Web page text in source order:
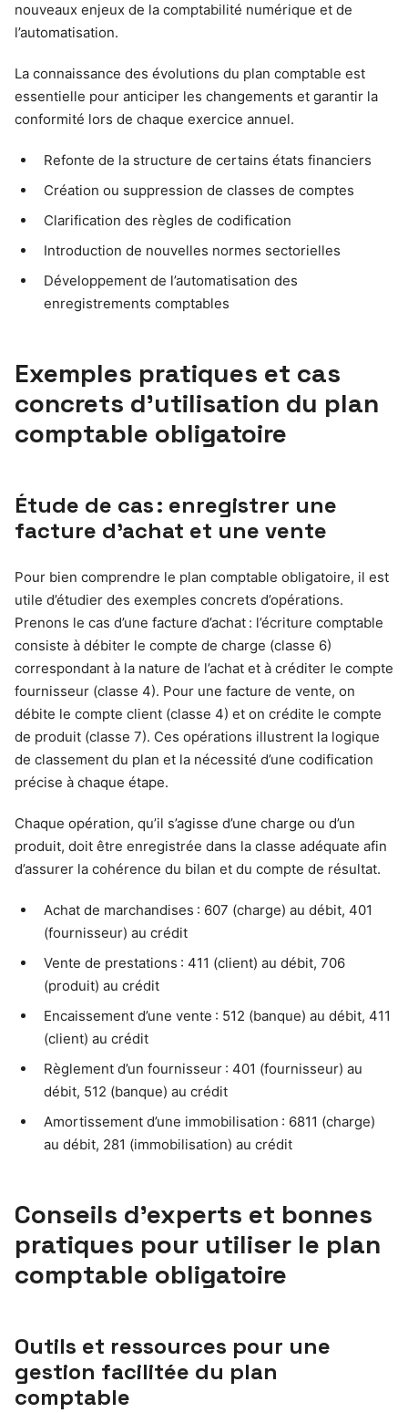
nouveaux enjeux de la comptabilité numérique et de
l’automatisation.
La connaissance des évolutions du plan comptable est
essentielle pour anticiper les changements et garantir la
conformité lors de chaque exercice annuel.
Refonte de la structure de certains états financiers
Création ou suppression de classes de comptes
Clarification des règles de codification
Introduction de nouvelles normes sectorielles
Développement de l’automatisation des
enregistrements comptables
Exemples pratiques et cas
concrets d’utilisation du plan
comptable obligatoire
Étude de cas : enregistrer une
facture d’achat et une vente
Pour bien comprendre le plan comptable obligatoire, il est
utile d’étudier des exemples concrets d’opérations.
Prenons le cas d’une facture d’achat : l’écriture comptable
consiste à débiter le compte de charge (classe 6)
correspondant à la nature de l’achat et à créditer le compte
fournisseur (classe 4). Pour une facture de vente, on
débite le compte client (classe 4) et on crédite le compte
de produit (classe 7). Ces opérations illustrent la logique
de classement du plan et la nécessité d’une codification
précise à chaque étape.
Chaque opération, qu’il s’agisse d’une charge ou d’un
produit, doit être enregistrée dans la classe adéquate afin
d’assurer la cohérence du bilan et du compte de résultat.
Achat de marchandises : 607 (charge) au débit, 401
(fournisseur) au crédit
Vente de prestations : 411 (client) au débit, 706
(produit) au crédit
Encaissement d’une vente : 512 (banque) au débit, 411
(client) au crédit
Règlement d’un fournisseur : 401 (fournisseur) au
débit, 512 (banque) au crédit
Amortissement d’une immobilisation : 6811 (charge)
au débit, 281 (immobilisation) au crédit
Conseils d’experts et bonnes
pratiques pour utiliser le plan
comptable obligatoire
Outils et ressources pour une
gestion facilitée du plan
comptable